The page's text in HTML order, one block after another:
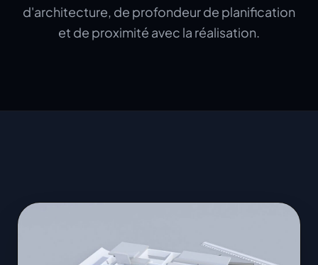
d'architecture, de profondeur de planification
et de proximité avec la réalisation.